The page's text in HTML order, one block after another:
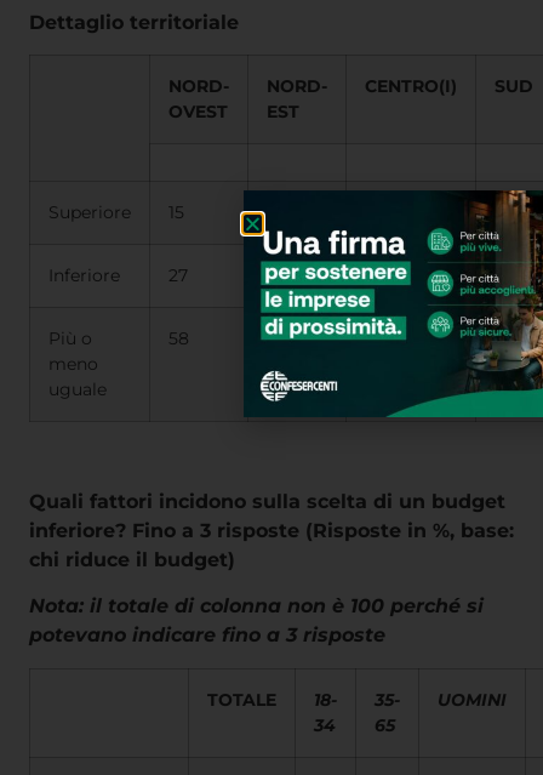
Dettaglio territoriale
NORD-
OVEST
NORD-
EST
CENTRO(I) SUD
Superiore 15 16
Inferiore 27 32 21 32
Più o
meno
uguale
58 50 54 52
Quali fattori incidono sulla scelta di un budget
inferiore? Fino a 3 risposte (Risposte in %, base:
chi riduce il budget)
Nota: il totale di colonna non è 100 perché si
potevano indicare fino a 3 risposte
TOTALE
18-
34
35-
65
UOMINI